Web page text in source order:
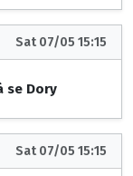
Sat 07/05 15:15
se Dory
Sat 07/05 15:15